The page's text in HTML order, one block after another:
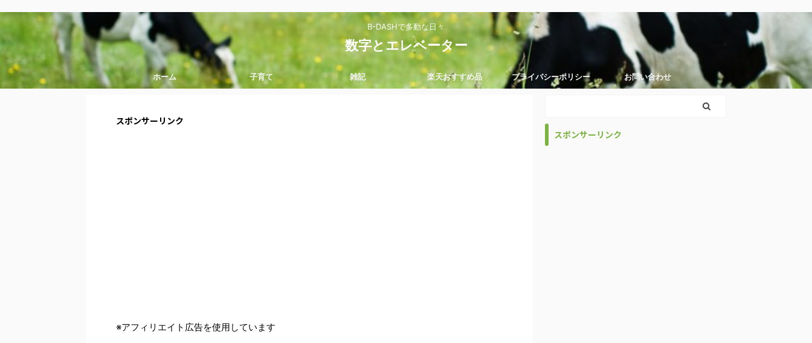
B-DASHで多動な日々
数字とエレベーター
ホーム 子育て 雑記 楽天おすすめ品 プライバシーポリシー お問い合わせ
スポンサーリンク
※アフィリエイト広告を使用しています
スポンサーリンク